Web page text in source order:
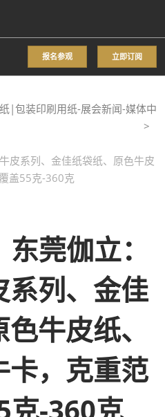
报名参观 立即订阅
|包装印刷用纸-展会新闻-媒体中
皮系列、金佳纸袋纸、原色牛皮
盖55克-360克
莞伽立：
系列、金佳
牛皮纸、
卡，克重范